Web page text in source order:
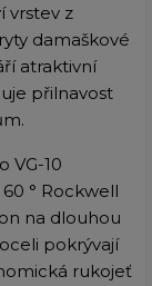
vrstev z
damaškové
atraktivní
přilnavost
VG-10
° Rockwell
na dlouhou
pokrývají
rukojeť